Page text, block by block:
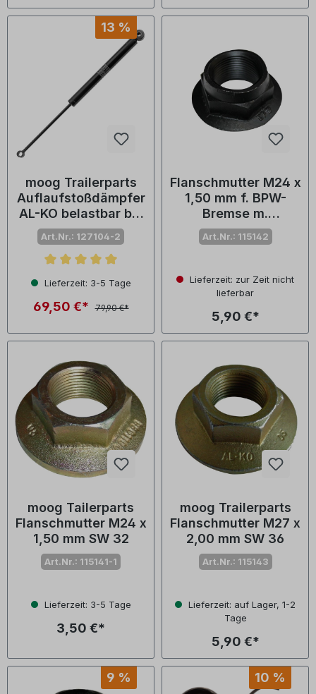
13 %
moog Trailerparts
Auflaufstoßdämpfer
AL-KO belastbar bis
750 kg
Art.Nr.: 127104-2
Durchschnittliche Bewertung von 5 von 5 Sternen
Lieferzeit: 3-5 Tage
69,50 €* 79,90 €*
Flanschmutter M24 x
1,50 mm f. BPW-
Bremse m.
Federringaufsatz
Art.Nr.: 115142
Lieferzeit: zur Zeit nicht
lieferbar
5,90 €*
moog Tailerparts
Flanschmutter M24 x
1,50 mm SW 32
Art.Nr.: 115141-1
Lieferzeit: 3-5 Tage
3,50 €*
moog Trailerparts
Flanschmutter M27 x
2,00 mm SW 36
Art.Nr.: 115143
Lieferzeit: auf Lager, 1-2
Tage
5,90 €*
9 % 10 %